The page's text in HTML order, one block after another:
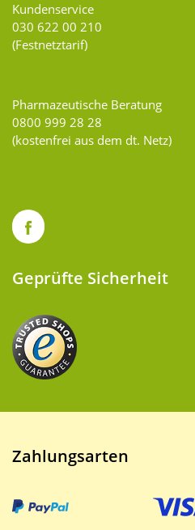
Kundenservice
030 622 00 210
(Festnetztarif)
Pharmazeutische Beratung
0800 999 28 28
(kostenfrei aus dem dt. Netz)
Geprüfte Sicherheit
Zahlungsarten